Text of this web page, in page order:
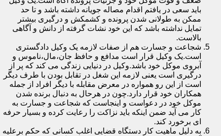
باید سعی در یافتم اقدام مصاله جویانه داشته باشد و تا حد
ممکن به طولانی شدن پرونده و کشمکش و درگیری بیشتر
تمایل نداشته باشد که این خود نشات گرفته از دانش و آگاهی
بالاست.
شجاعت و جسارت هم از صفات لازمه یک وکیل دادگستری
است.یک وکیل قرار است مدافع و حافظ جان،مال،ناموس و
آبروی موکل خود باشد.وکیل در دنیایی زندگی می کند که پر از
درگیری است یعنی لازمه این شغل در تقابل بودن با طرف دیگر
است از این رو همواره در معرض مقابله با دیگر افراد از جمله
همکاران خود قرار دارد.چون در هرحال به دنبال برنده شدن
موکل خود در دعواست و اینجاست که شجاعت و جسارت به
کار می آید ضمن اینکه باید نزاکت را رعایت کرده و بسیار حرفه
ای برخورد کند.
به دلیل ماهیت کار دستگاه قضایی اغلب کسانی که حکم برعلیه